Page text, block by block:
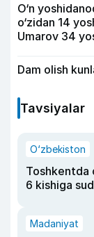
O‘n
o‘zidan 14
Umarov 34
Dam olish
Tavsiyalar
O‘zbekiston
Toshkentda
6 kishiga
Madaniyat